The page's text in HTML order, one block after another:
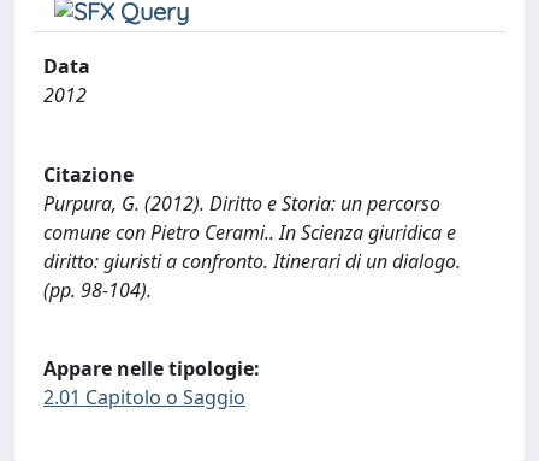
Data
2012
Citazione
Purpura, G. (2012). Diritto e Storia: un percorso
comune con Pietro Cerami.. In Scienza giuridica e
diritto: giuristi a confronto. Itinerari di un dialogo.
(pp. 98-104).
Appare nelle tipologie:
2.01 Capitolo o Saggio